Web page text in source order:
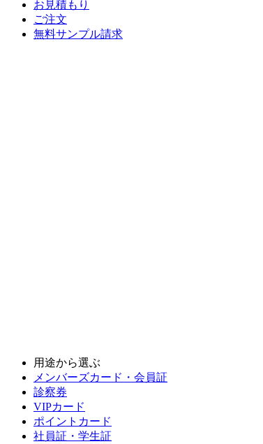
お見積もり
ご注文
無料サンプル請求
用途から選ぶ
メンバーズカード・会員証
診察券
VIPカード
ポイントカード
社員証・学生証